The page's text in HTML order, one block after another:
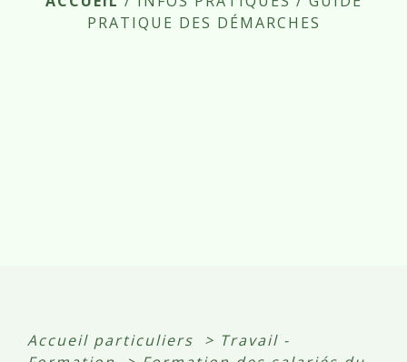
PRATIQUE DES DÉMARCHES
Accueil particuliers > Travail -